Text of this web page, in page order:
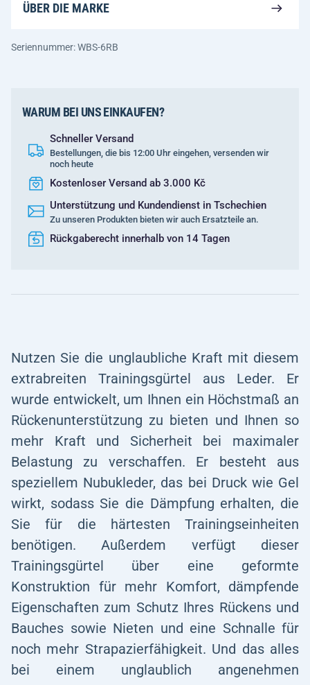
ÜBER DIE MARKE
Seriennummer: WBS-6RB
WARUM BEI UNS EINKAUFEN?
Schneller Versand
Bestellungen, die bis 12:00 Uhr eingehen, versenden wir
noch heute
Kostenloser Versand ab 3.000 Kč
Unterstützung und Kundendienst in Tschechien
Zu unseren Produkten bieten wir auch Ersatzteile an.
Rückgaberecht innerhalb von 14 Tagen
Nutzen Sie die unglaubliche Kraft mit diesem
extrabreiten Trainingsgürtel aus Leder. Er
wurde entwickelt, um Ihnen ein Höchstmaß an
Rückenunterstützung zu bieten und Ihnen so
mehr Kraft und Sicherheit bei maximaler
Belastung zu verschaffen. Er besteht aus
speziellem Nubukleder, das bei Druck wie Gel
wirkt, sodass Sie die Dämpfung erhalten, die
Sie für die härtesten Trainingseinheiten
benötigen. Außerdem verfügt dieser
Trainingsgürtel über eine geformte
Konstruktion für mehr Komfort, dämpfende
Eigenschaften zum Schutz Ihres Rückens und
Bauches sowie Nieten und eine Schnalle für
noch mehr Strapazierfähigkeit. Und das alles
bei einem unglaublich angenehmen